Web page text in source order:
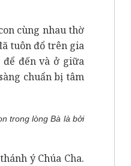
cùng nhau thờ
tuôn đổ trên gia
để đến và ở giữa
chuẩn bị tâm
trong lòng Bà là bởi
ý Chúa Cha.